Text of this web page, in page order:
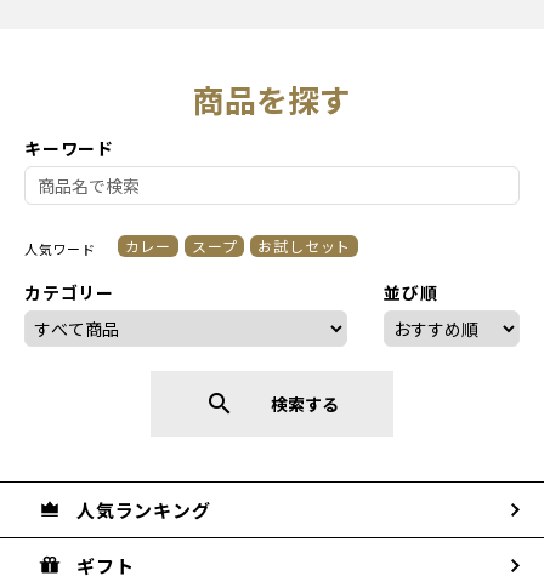
商品を探す
キーワード
カテゴリー
人気ワード カレー スープ お試しセット
並び順
search 検索する
人気ランキング
ギフト